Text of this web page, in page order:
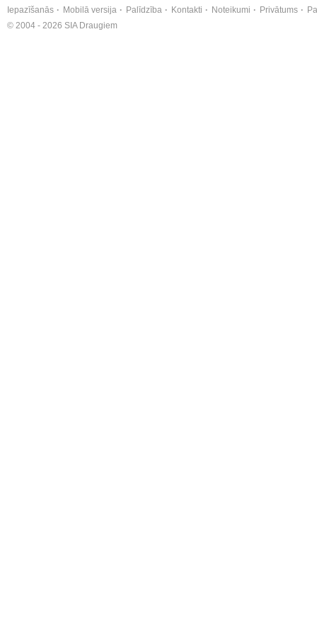
Iepazīšanās Mobilā versija Palīdzība Kontakti Noteikumi Privātums
© 2004 - 2026 SIA Draugiem